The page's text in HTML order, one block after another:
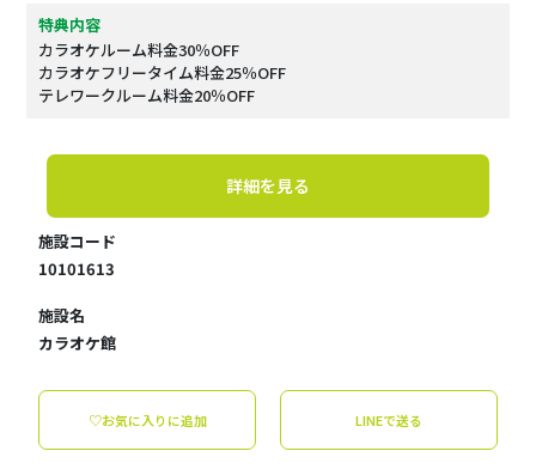
特典内容
カラオケルーム料金30％OFF
カラオケフリータイム料金25％OFF
テレワークルーム料金20％OFF
詳細を見る
施設コード
10101613
施設名
カラオケ館
♡お気に入りに追加 LINEで送る